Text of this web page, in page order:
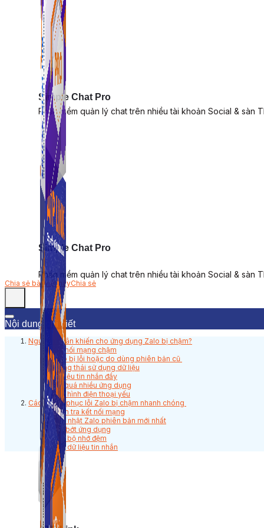
Simple Chat Pro
Phần mềm quản lý chat trên nhiều tài khoản Social & sàn
Simple Chat Pro
Phần mềm quản lý chat trên nhiều tài khoản Social & sàn
Chia sẻ bài viết nàyChia sẻ
Nội dung bài viết
Nguyên nhân khiến cho ứng dụng Zalo bị chậm?
Kết nối mạng chậm
Zalo bị lỗi hoặc do dùng phiên bản cũ
Trạng thái sử dụng dữ liệu
Dữ liệu tin nhắn đầy
Mở quá nhiều ứng dụng
Cấu hình điện thoại yếu
Cách khắc phục lỗi Zalo bị chậm nhanh chóng
Kiểm tra kết nối mạng
Cập nhật Zalo phiên bản mới nhất
Tắt bớt ứng dụng
Xóa bộ nhớ đệm
Xóa dữ liệu tin nhắn